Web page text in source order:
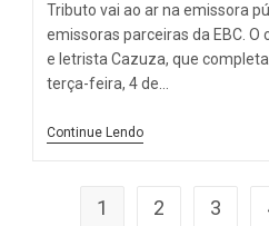
Tributo vai ao ar na emissora
emissoras parceiras da EBC.
e letrista Cazuza, que
terça-feira, 4 de…
Continue Lendo
1 2 3